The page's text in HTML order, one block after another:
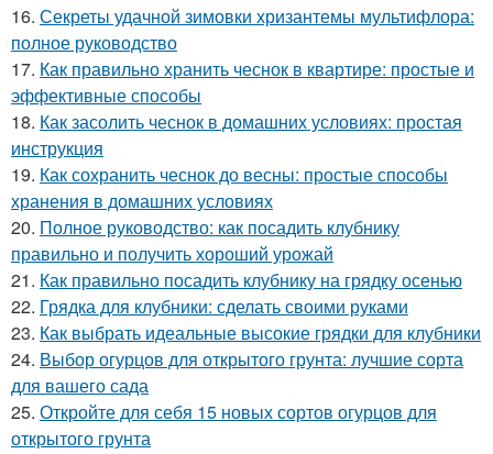
16. Секреты удачной зимовки хризантемы мультифлора:
полное руководство
17. Как правильно хранить чеснок в квартире: простые и
эффективные способы
18. Как засолить чеснок в домашних условиях: простая
инструкция
19. Как сохранить чеснок до весны: простые способы
хранения в домашних условиях
20. Полное руководство: как посадить клубнику
правильно и получить хороший урожай
21. Как правильно посадить клубнику на грядку осенью
22. Грядка для клубники: сделать своими руками
23. Как выбрать идеальные высокие грядки для клубники
24. Выбор огурцов для открытого грунта: лучшие сорта
для вашего сада
25. Откройте для себя 15 новых сортов огурцов для
открытого грунта